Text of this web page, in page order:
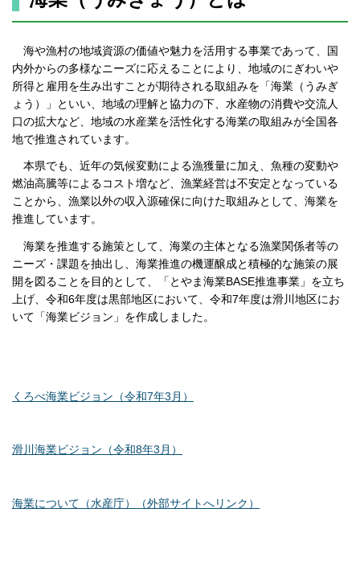
海や漁村の地域資源の価値や魅力を活用する事業であって、国
内外からの多様なニーズに応えることにより、地域のにぎわいや
所得と雇用を生み出すことが期待される取組みを「海業（うみぎ
ょう）」といい、地域の理解と協力の下、水産物の消費や交流人
口の拡大など、地域の水産業を活性化する海業の取組みが全国各
地で推進されています。
本県でも、近年の気候変動による漁獲量に加え、魚種の変動や
燃油高騰等によるコスト増など、漁業経営は不安定となっている
ことから、漁業以外の収入源確保に向けた取組みとして、海業を
推進しています。
海業を推進する施策として、海業の主体となる漁業関係者等の
ニーズ・課題を抽出し、海業推進の機運醸成と積極的な施策の展
開を図ることを目的として、「とやま海業BASE推進事業」を立ち
上げ、令和6年度は黒部地区において、令和7年度は滑川地区にお
いて「海業ビジョン」を作成しました。
くろべ海業ビジョン（令和7年3月）
滑川海業ビジョン（令和8年3月）
海業について（水産庁）（外部サイトへリンク）